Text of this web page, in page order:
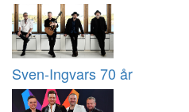
Sven-Ingvars 70 år